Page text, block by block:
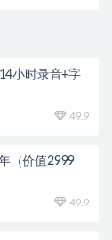
小时录音+字
49.9
（价值2999
49.9